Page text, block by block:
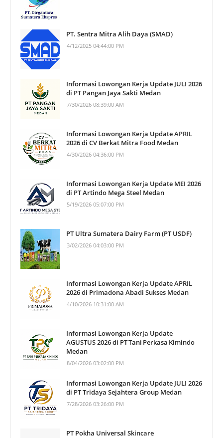
PT. Sentra Mitra Alih Daya (SMAD)
4/12/2025 04:44:00 PM
Informasi Lowongan Kerja Update JULI 2026
di PT Pangan Jaya Sakti Medan
7/30/2026 08:39:00 AM
Informasi Lowongan Kerja Update APRIL
2026 di CV Berkat Mitra Food Medan
4/30/2026 04:36:00 PM
Informasi Lowongan Kerja Update MEI 2026
di PT Artindo Mega Steel Medan
5/19/2026 05:07:00 PM
PT Ultra Sumatera Dairy Farm (PT USDF)
3/02/2026 04:03:00 PM
Informasi Lowongan Kerja Update APRIL
2026 di Primadona Abadi Sukses Medan
4/10/2026 10:31:00 AM
Informasi Lowongan Kerja Update
AGUSTUS 2026 di PT Tani Perkasa Kimindo
Medan
8/04/2026 03:02:00 PM
Informasi Lowongan Kerja Update JULI 2026
di PT Tridaya Sejahtera Group Medan
7/28/2026 03:26:00 PM
PT Pokha Universal Skincare